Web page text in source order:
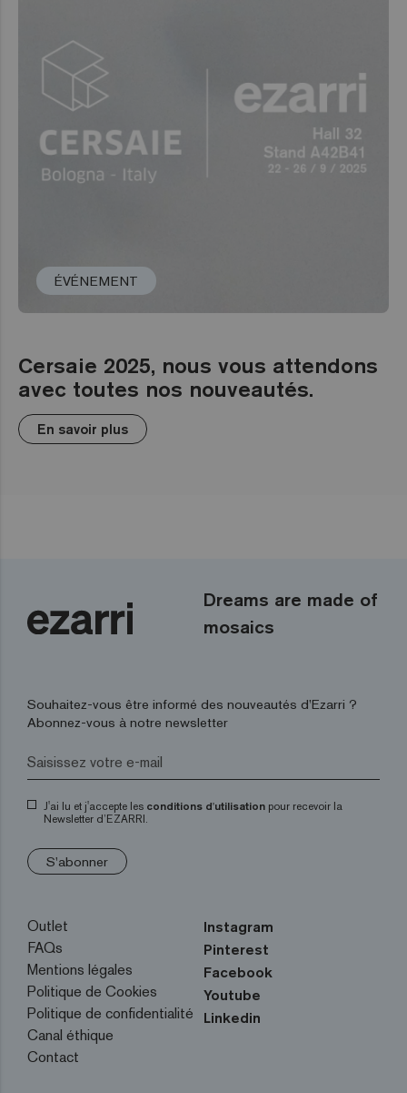
ÉVÉNEMENT
Cersaie 2025, nous vous attendons
avec toutes nos nouveautés.
En savoir plus
Dreams are made of
mosaics
Souhaitez-vous être informé des nouveautés d’Ezarri ?
Abonnez-vous à notre newsletter
J'ai lu et j'accepte les conditions d'utilisation pour recevoir la
Newsletter d’EZARRI.
S'abonner
Outlet
FAQs
Mentions légales
Politique de Cookies
Politique de confidentialité
Canal éthique
Contact
Instagram
Pinterest
Facebook
Youtube
Linkedin